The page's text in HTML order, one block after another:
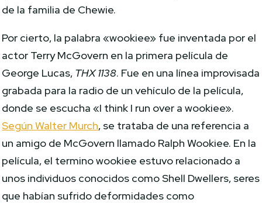
de la familia de Chewie.
Por cierto, la palabra «wookiee» fue inventada por el
actor Terry McGovern en la primera película de
George Lucas, THX 1138. Fue en una línea improvisada
grabada para la radio de un vehículo de la película,
donde se escucha «I think I run over a wookiee».
Según Walter Murch, se trataba de una referencia a
un amigo de McGovern llamado Ralph Wookiee. En la
película, el termino wookiee estuvo relacionado a
unos individuos conocidos como Shell Dwellers, seres
que habían sufrido deformidades como